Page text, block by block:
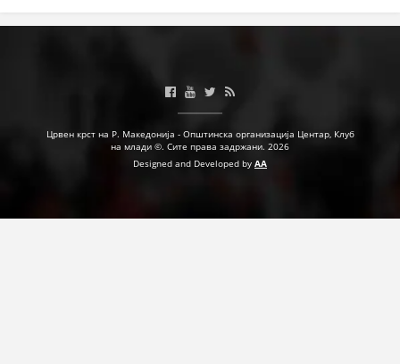
Црвен крст на Р. Македонија - Општинска организација Центар, Клуб
на млади ©. Сите права задржани. 2026
Designed and Developed by AA